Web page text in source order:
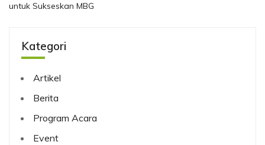
untuk Sukseskan MBG
Kategori
Artikel
Berita
Program Acara
Event